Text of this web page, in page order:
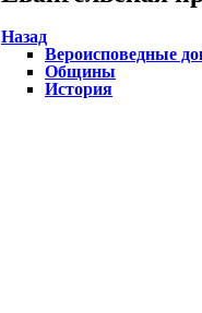
Назад
Вероисповедные
Общины
История